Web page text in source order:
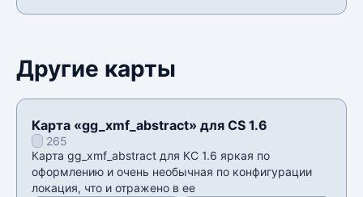
Другие карты
Карта «gg_xmf_abstract» для CS 1.6
265
Карта gg_xmf_abstract для КС 1.6 яркая по
оформлению и очень необычная по конфигурации
локация, что и отражено в ее